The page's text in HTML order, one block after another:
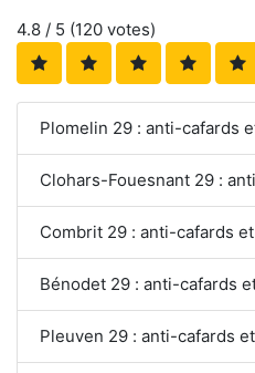
4.8 / 5 (120 votes)
Plomelin 29 : anti-cafards
Clohars-Fouesnant 29 :
Combrit 29 : anti-cafards
Bénodet 29 : anti-cafards
Pleuven 29 : anti-cafards